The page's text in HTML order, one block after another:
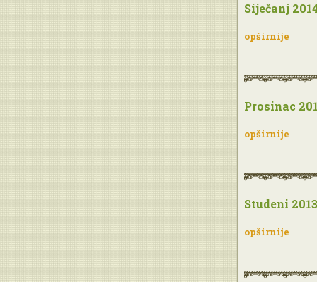
Siječanj
opširnije
Prosinac
opširnije
Studeni 2013
opširnije